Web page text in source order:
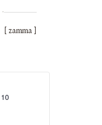
[ zamma ]